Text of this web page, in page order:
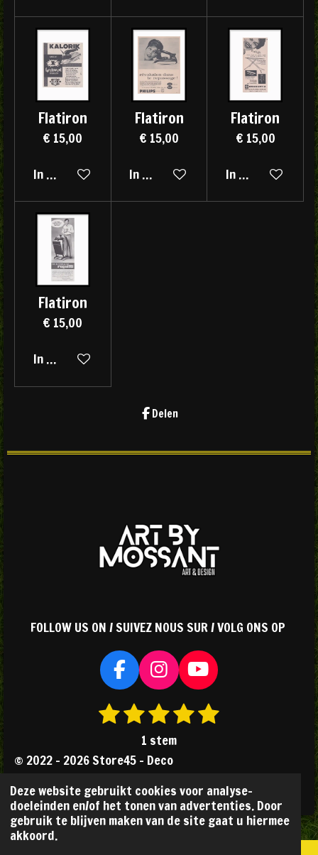
Deze website gebruikt cookies voor analyse-
doeleinden en/of het tonen van advertenties. Door
gebruik te blijven maken van de site gaat u hiermee
akkoord.
Flatiron
€ 15,00
In winkelwagen
Flatiron
€ 15,00
In winkelwagen
Flatiron
€ 15,00
In winkelwagen
Flatiron
€ 15,00
In winkelwagen
Delen
FOLLOW US ON / SUIVEZ NOUS SUR / VOLG ONS OP
F
a
c
b
o
o
k
I
n
s
t
a
g
r
a
m
Y
o
u
e
i
n
g
:
1
t
e
r
2
t
e
r
r
3
s
t
e
r
r
4
s
t
e
r
r
5
e
r
r
e
n
1 stem
© 2022 - 2026 Store45 - Deco